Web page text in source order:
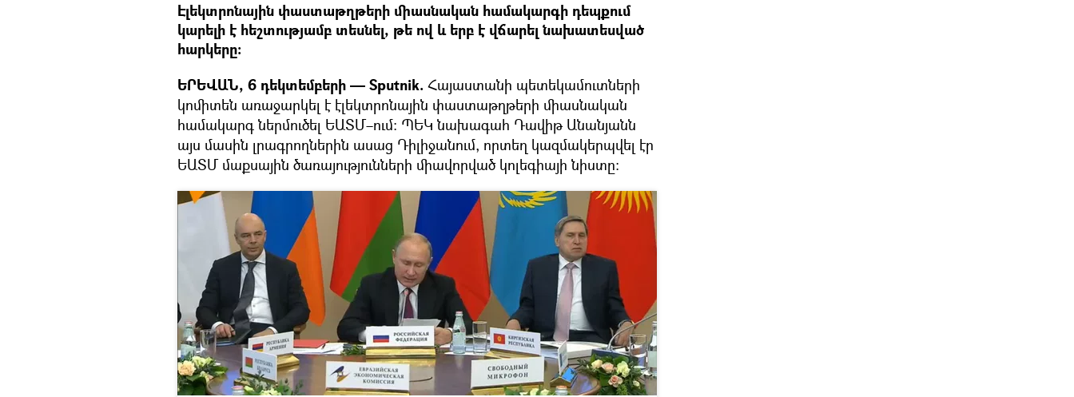
Էլեկտրոնային փաստաթղթերի միասնական համակարգի դեպքում
կարելի է հեշտությամբ տեսնել, թե ով և երբ է վճարել նախատեսված
հարկերը։
ԵՐԵՎԱՆ, 6 դեկտեմբերի — Sputnik. Հայաստանի պետեկամուտների
կոմիտեն առաջարկել է էլեկտրոնային փաստաթղթերի միասնական
համակարգ ներմուծել ԵԱՏՄ–ում։ ՊԵԿ նախագահ Դավիթ Անանյանն
այս մասին լրագրողներին ասաց Դիլիջանում, որտեղ կազմակերպվել էր
ԵԱՏՄ մաքսային ծառայությունների միավորված կոլեգիայի նիստը։